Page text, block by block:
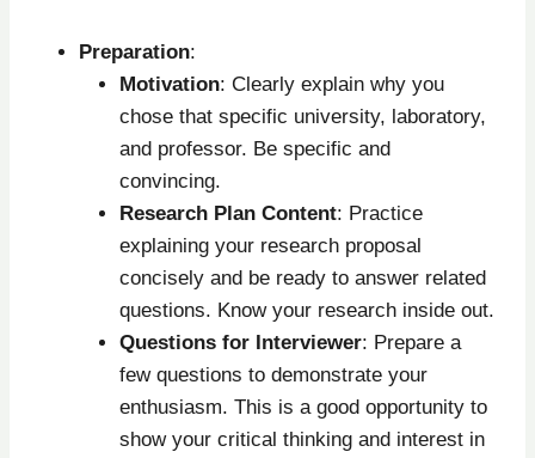
Preparation:
Motivation: Clearly explain why you
chose that specific university, laboratory,
and professor. Be specific and
convincing.
Research Plan Content: Practice
explaining your research proposal
concisely and be ready to answer related
questions. Know your research inside out.
Questions for Interviewer: Prepare a
few questions to demonstrate your
enthusiasm. This is a good opportunity to
show your critical thinking and interest in